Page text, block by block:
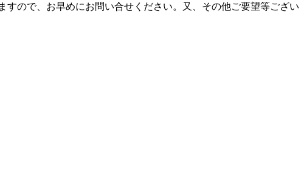
ので、お早めにお問い合せください。又、その他ご要望等ござ